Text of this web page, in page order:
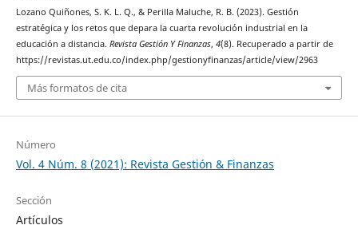
Lozano Quiñones, S. K. L. Q., & Perilla Maluche, R. B. (2023). Gestión
estratégica y los retos que depara la cuarta revolución industrial en la
educación a distancia. Revista Gestión Y Finanzas, 4(8). Recuperado a partir de
https://revistas.ut.edu.co/index.php/gestionyfinanzas/article/view/2963
Más formatos de cita
Número
Vol. 4 Núm. 8 (2021): Revista Gestión & Finanzas
Sección
Artículos